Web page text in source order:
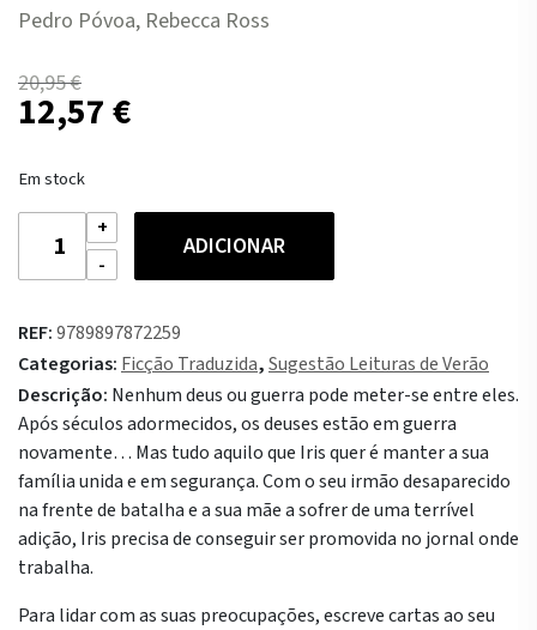
Pedro Póvoa, Rebecca Ross
20,95€
O
preço
era:
12,57€
O
preço
é:
Em stock
Quantidade
Rivais
ADICIONAR
REF:9789897872259
Categorias: Ficção Traduzida,Sugestão Leituras de Verão
Descrição: Nenhum deus ou guerra pode meter-se entre eles.
Após séculos adormecidos, os deuses estão em guerra
novamente… Mas tudo aquilo que Iris quer é manter a sua
família unida e em segurança. Com o seu irmão desaparecido
na frente de batalha e a sua mãe a sofrer de uma terrível
adição, Iris precisa de conseguir ser promovida no jornal onde
trabalha.
Para lidar com as suas preocupações, escreve cartas ao seu